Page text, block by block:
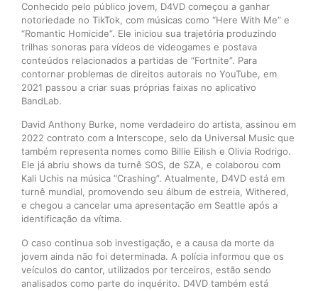
Conhecido pelo público jovem, D4VD começou a ganhar
notoriedade no TikTok, com músicas como “Here With Me” e
“Romantic Homicide”. Ele iniciou sua trajetória produzindo
trilhas sonoras para vídeos de videogames e postava
conteúdos relacionados a partidas de “Fortnite”. Para
contornar problemas de direitos autorais no YouTube, em
2021 passou a criar suas próprias faixas no aplicativo
BandLab.
David Anthony Burke, nome verdadeiro do artista, assinou em
2022 contrato com a Interscope, selo da Universal Music que
também representa nomes como Billie Eilish e Olivia Rodrigo.
Ele já abriu shows da turnê SOS, de SZA, e colaborou com
Kali Uchis na música “Crashing”. Atualmente, D4VD está em
turnê mundial, promovendo seu álbum de estreia, Withered,
e chegou a cancelar uma apresentação em Seattle após a
identificação da vítima.
O caso continua sob investigação, e a causa da morte da
jovem ainda não foi determinada. A polícia informou que os
veículos do cantor, utilizados por terceiros, estão sendo
analisados como parte do inquérito. D4VD também está